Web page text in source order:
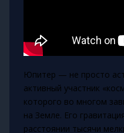
Юпитер — не просто
активный участник
которого во многом
на Земле. Его
расстоянии тысячи